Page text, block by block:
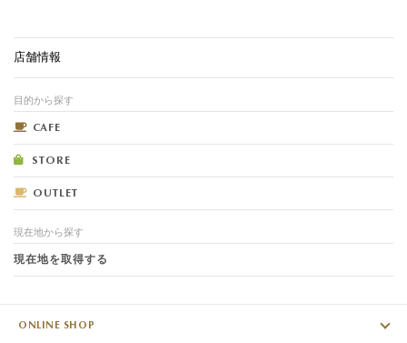
店舗情報
目的から探す
CAFE
STORE
OUTLET
現在地から探す
現在地を取得する
ONLINE SHOP